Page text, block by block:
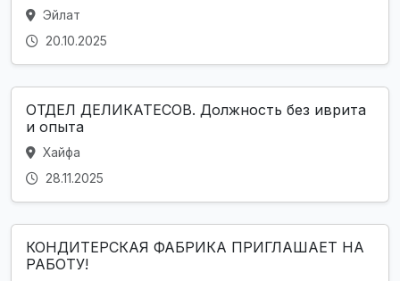
Эйлат
20.10.2025
ОТДЕЛ ДЕЛИКАТЕСОВ. Должность без иврита
и опыта
Хайфа
28.11.2025
КОНДИТЕРСКАЯ ФАБРИКА ПРИГЛАШАЕТ НА
РАБОТУ!